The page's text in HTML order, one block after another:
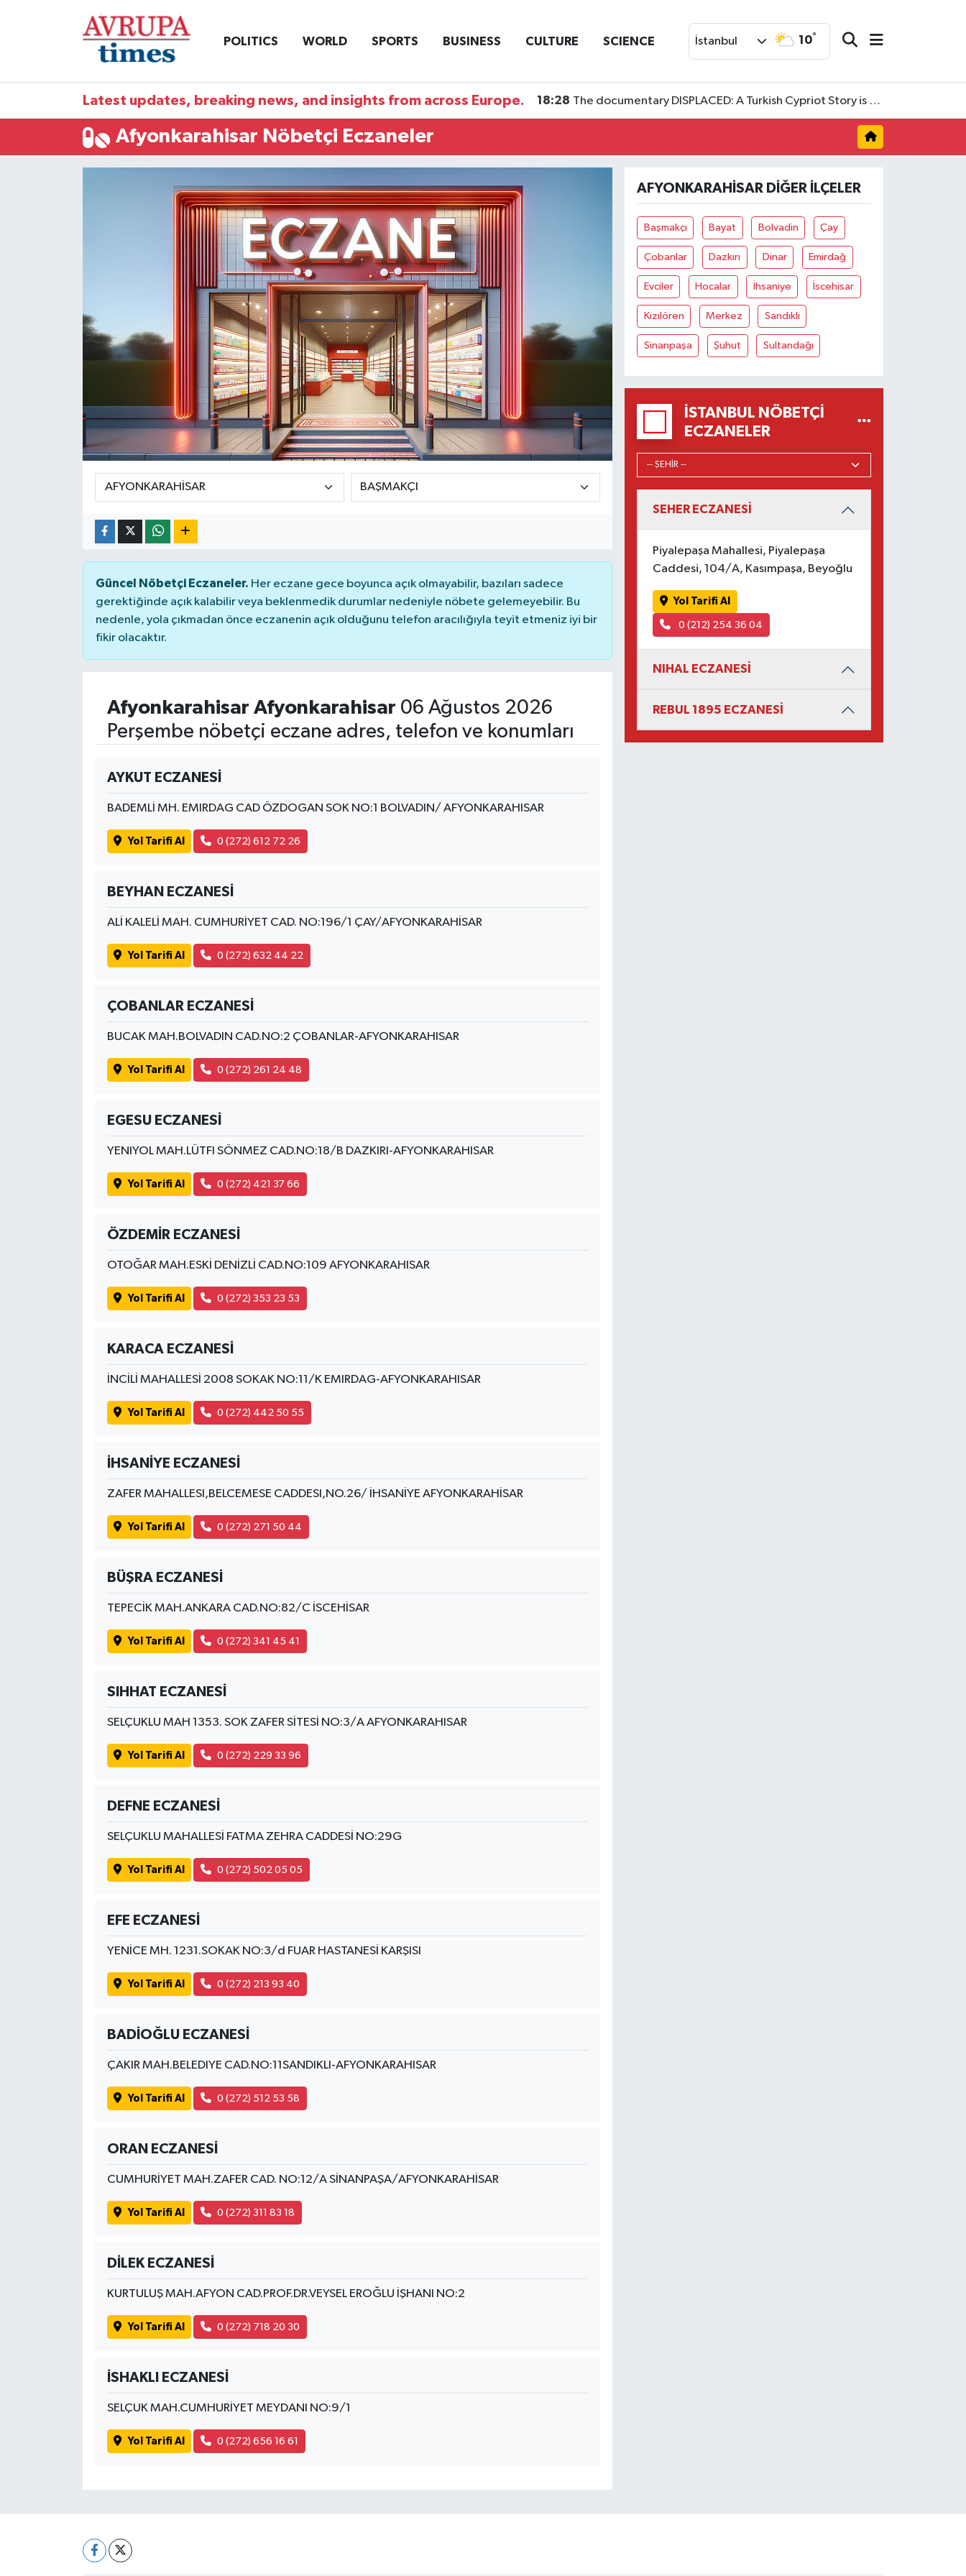
POLITICS WORLD SPORTS BUSINESS CULTURE SCIENCE İstanbul 10°
Latest updates, breaking news, and insights from across Europe. 18:28 The documentary DISPLACED: A Turkish Cypriot Story is now available to watch
Afyonkarahisar Nöbetçi Eczaneler
Güncel Nöbetçi Eczaneler. Her eczane gece boyunca açık olmayabilir, bazıları sadece
gerektiğinde açık kalabilir veya beklenmedik durumlar nedeniyle nöbete gelemeyebilir. Bu
nedenle, yola çıkmadan önce eczanenin açık olduğunu telefon aracılığıyla teyit etmeniz iyi bir
fikir olacaktır.
Afyonkarahisar Afyonkarahisar 06 Ağustos 2026
Perşembe nöbetçi eczane adres, telefon ve konumları
AYKUT ECZANESİ
BADEMLİ MH. EMIRDAG CAD ÖZDOGAN SOK NO:1 BOLVADIN/ AFYONKARAHISAR
Yol Tarifi Al 0 (272) 612 72 26
BEYHAN ECZANESİ
ALİ KALELİ MAH. CUMHURİYET CAD. NO:196/1 ÇAY/AFYONKARAHİSAR
Yol Tarifi Al 0 (272) 632 44 22
ÇOBANLAR ECZANESİ
BUCAK MAH.BOLVADIN CAD.NO:2 ÇOBANLAR-AFYONKARAHISAR
Yol Tarifi Al 0 (272) 261 24 48
EGESU ECZANESİ
YENIYOL MAH.LÜTFI SÖNMEZ CAD.NO:18/B DAZKIRI-AFYONKARAHISAR
Yol Tarifi Al 0 (272) 421 37 66
ÖZDEMİR ECZANESİ
OTOĞAR MAH.ESKİ DENİZLİ CAD.NO:109 AFYONKARAHISAR
Yol Tarifi Al 0 (272) 353 23 53
KARACA ECZANESİ
İNCİLİ MAHALLESİ 2008 SOKAK NO:11/K EMIRDAG-AFYONKARAHISAR
Yol Tarifi Al 0 (272) 442 50 55
İHSANİYE ECZANESİ
ZAFER MAHALLESI,BELCEMESE CADDESI,NO.26/ İHSANİYE AFYONKARAHİSAR
Yol Tarifi Al 0 (272) 271 50 44
BÜŞRA ECZANESİ
TEPECİK MAH.ANKARA CAD.NO:82/C İSCEHİSAR
Yol Tarifi Al 0 (272) 341 45 41
SIHHAT ECZANESİ
SELÇUKLU MAH 1353. SOK ZAFER SİTESİ NO:3/A AFYONKARAHISAR
Yol Tarifi Al 0 (272) 229 33 96
DEFNE ECZANESİ
SELÇUKLU MAHALLESİ FATMA ZEHRA CADDESİ NO:29G
Yol Tarifi Al 0 (272) 502 05 05
EFE ECZANESİ
YENİCE MH. 1231.SOKAK NO:3/d FUAR HASTANESİ KARŞISI
Yol Tarifi Al 0 (272) 213 93 40
BADİOĞLU ECZANESİ
ÇAKIR MAH.BELEDIYE CAD.NO:11SANDIKLI-AFYONKARAHISAR
Yol Tarifi Al 0 (272) 512 53 58
ORAN ECZANESİ
CUMHURİYET MAH.ZAFER CAD. NO:12/A SİNANPAŞA/AFYONKARAHİSAR
Yol Tarifi Al 0 (272) 311 83 18
DİLEK ECZANESİ
KURTULUŞ MAH.AFYON CAD.PROF.DR.VEYSEL EROĞLU İŞHANI NO:2
Yol Tarifi Al 0 (272) 718 20 30
İSHAKLI ECZANESİ
SELÇUK MAH.CUMHURİYET MEYDANI NO:9/1
Yol Tarifi Al 0 (272) 656 16 61
AFYONKARAHISAR DIĞER İLÇELER
Başmakçı Bayat Bolvadin Çay
Çobanlar Dazkırı Dinar Emirdağ
Evciler Hocalar İhsaniye İscehisar
Kızılören Merkez Sandıklı
Sinanpaşa Şuhut Sultandağı
İSTANBUL NÖBETÇI
ECZANELER
SEHER ECZANESİ
Piyalepaşa Mahallesi, Piyalepaşa
Caddesi, 104/A, Kasımpaşa, Beyoğlu
Yol Tarifi Al
0 (212) 254 36 04
NIHAL ECZANESİ
REBUL 1895 ECZANESİ
Nöbetçi Eczaneler
Namaz Vakitleri
Süper Lig Puan Durumu ve Fikstür
Haber Arşivi